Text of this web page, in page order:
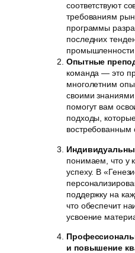
соответствуют
требованиям
программы
последних
промышленности
Опытные
команда — это
многолетним
своими
помогут вам
подходы,
востребованным
понимаем, что у
успеху. В
поддержку на
что обеспечит
усвоение
и повышение